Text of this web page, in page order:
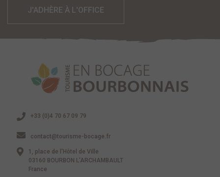
J'ADHÈRE À L'OFFICE
+33 (0)4 70 67 09 79
contact@tourisme-bocage.fr
1, place de l'Hôtel de Ville
03160 BOURBON L'ARCHAMBAULT
France